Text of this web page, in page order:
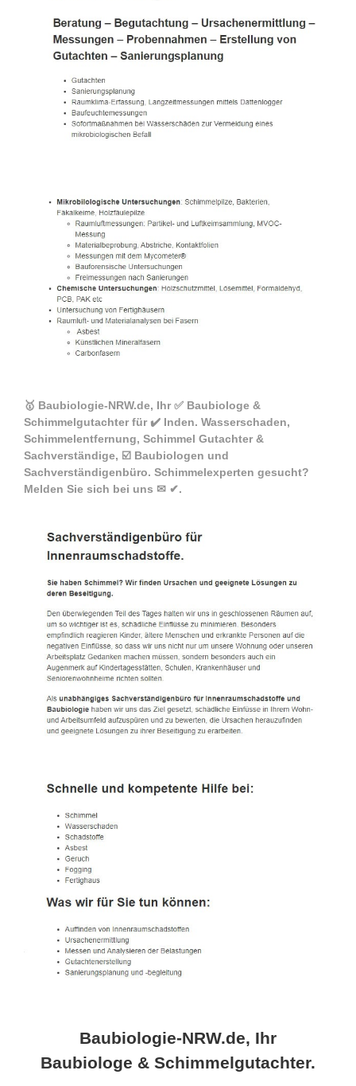
🥇 Baubiologie-NRW.de, Ihr ✅ Baubiologe &
Schimmelgutachter für ✔️ Inden. Wasserschaden,
Schimmelentfernung, Schimmel Gutachter &
Sachverständige, ☑️ Baubiologen und
Sachverständigenbüro. Schimmelexperten gesucht?
Melden Sie sich bei uns ✉ ✔.
Baubiologie-NRW.de, Ihr
Baubiologe & Schimmelgutachter.